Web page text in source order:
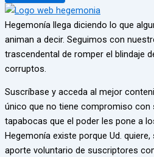
Hegemonía llega diciendo lo que
animan a decir. Seguimos con
trascendental de romper el blindaje
corruptos.
Suscríbase y acceda al mejor
único que no tiene compromiso con
tapabocas que el poder les pone a
Hegemonía existe porque Ud.
aporte voluntario de suscriptores